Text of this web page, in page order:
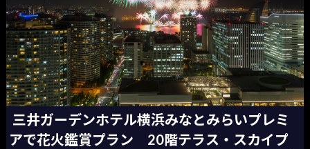
三井ガーデンホテル横浜みなとみらいプレミ
アで花火鑑賞プラン 20階テラス・スカイプ